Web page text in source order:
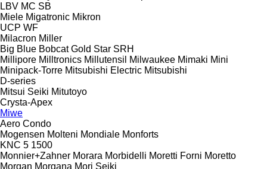
LBV MC SB
Miele Migatronic Mikron
UCP WF
Milacron Miller
Big Blue Bobcat Gold Star SRH
Millipore Milltronics Millutensil Milwaukee Mimaki Mini
Minipack-Torre Mitsubishi Electric Mitsubishi
D-series
Mitsui Seiki Mitutoyo
Crysta-Apex
Miwe
Aero Condo
Mogensen Molteni Mondiale Monforts
KNC 5 1500
Monnier+Zahner Morara Morbidelli Moretti Forni Moretto
Morgan Morgana Mori Seiki